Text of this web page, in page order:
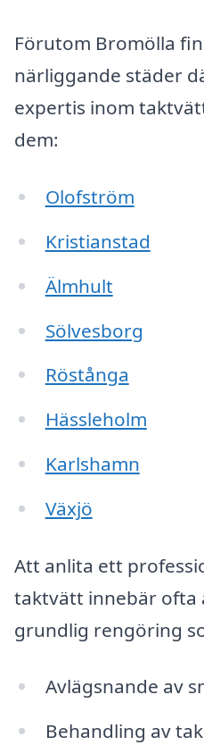
Förutom Bromölla
närliggande städer
expertis inom
dem:
Olofström
Kristianstad
Älmhult
Sölvesborg
Röstånga
Hässleholm
Karlshamn
Växjö
Att anlita ett
taktvätt innebär ofta
grundlig rengöring
Avlägsnande av
Behandling av